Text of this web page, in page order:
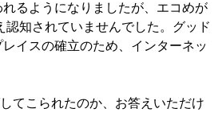
るようになりましたが、エコめが
知されていませんでした。グッド
イスの確立のため、インターネッ
てこられたのか、お答えいただけ